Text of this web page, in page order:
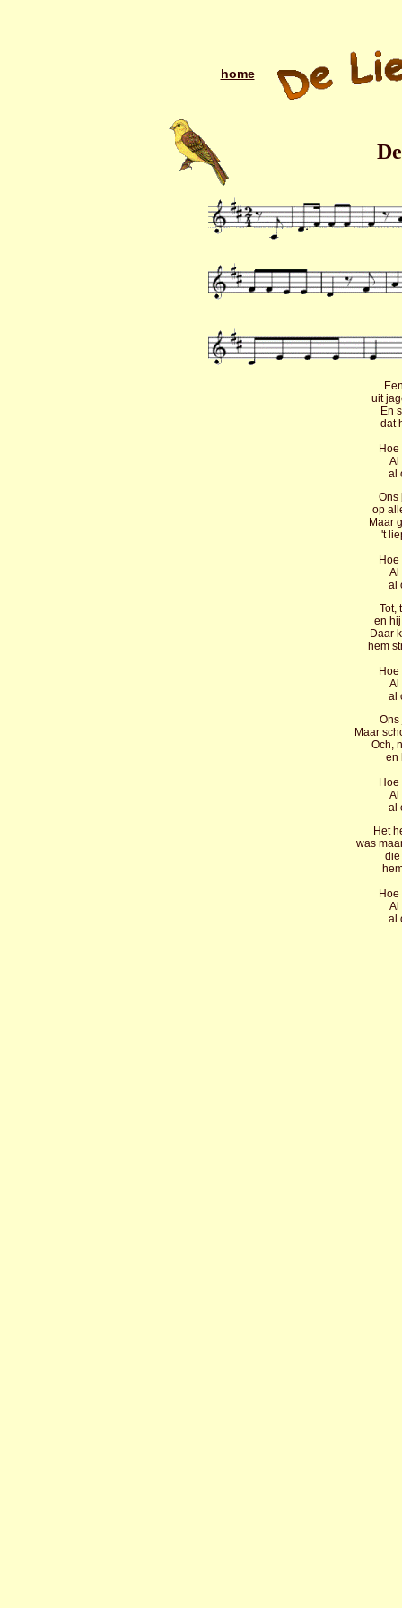
home
uit
En
dat
Al
al
Ons
op
Maar
't
Al
al
Tot,
en
Daar
hem
Al
al
Ons
Maar
Och,
en
Al
al
Het
was
die
Al
al